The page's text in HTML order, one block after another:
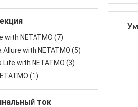
with NETATMO (7)
Allure with NETATMO (5)
Life with NETATMO (3)
(1)
ток